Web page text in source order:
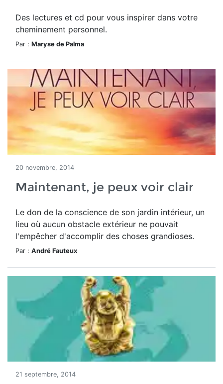
Des lectures et cd pour vous inspirer dans votre
cheminement personnel.
Par : Maryse de Palma
20 novembre, 2014
Maintenant, je peux voir clair
Le don de la conscience de son jardin intérieur, un
lieu où aucun obstacle extérieur ne pouvait
l'empêcher d'accomplir des choses grandioses.
Par : André Fauteux
21 septembre, 2014